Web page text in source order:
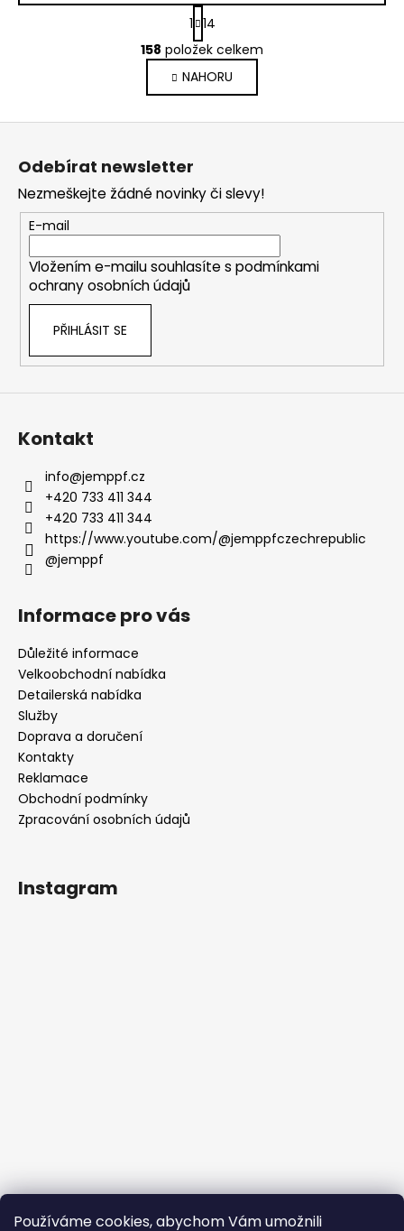
Používáme cookies, abychom Vám umožnili
O
v
l
á
d
p
r
v
k
y
u
S
t
r
á
n
k
1 14
158 položek celkem
NAHORU
Z
Odebírat newsletter
Nezmeškejte žádné novinky či slevy!
E-mail
Vložením e-mailu souhlasíte s podmínkami
ochrany osobních údajů
PŘIHLÁSIT SE
Kontakt
info@jemppf.cz
+420 733 411 344
+420 733 411 344
https://www.youtube.com/@jemppfczechrepublic
@jemppf
Informace pro vás
Důležité informace
Velkoobchodní nabídka
Detailerská nabídka
Služby
Doprava a doručení
Kontakty
Reklamace
Obchodní podmínky
Zpracování osobních údajů
Instagram
Sledovat na Instagramu